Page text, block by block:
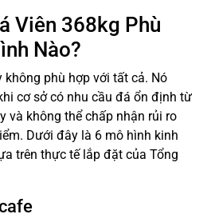
Viên 368kg Phù
Nào?
phù hợp với tất cả. Nó
cơ sở có nhu cầu đá ổn định từ
và không thể chấp nhận rủi ro
Dưới đây là 6 mô hình kinh
trên thực tế lắp đặt của Tổng